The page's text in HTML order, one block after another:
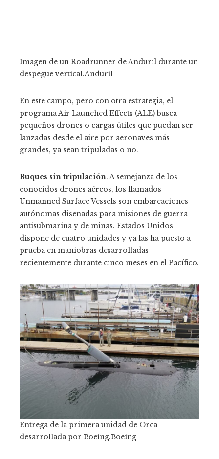
Imagen de un Roadrunner de Anduril durante un
despegue vertical.Anduril
En este campo, pero con otra estrategia, el
programa Air Launched Effects (ALE) busca
pequeños drones o cargas útiles que puedan ser
lanzadas desde el aire por aeronaves más
grandes, ya sean tripuladas o no.
Buques sin tripulación. A semejanza de los
conocidos drones aéreos, los llamados
Unmanned Surface Vessels son embarcaciones
autónomas diseñadas para misiones de guerra
antisubmarina y de minas. Estados Unidos
dispone de cuatro unidades y ya las ha puesto a
prueba en maniobras desarrolladas
recientemente durante cinco meses en el Pacífico.
Entrega de la primera unidad de Orca
desarrollada por Boeing.Boeing